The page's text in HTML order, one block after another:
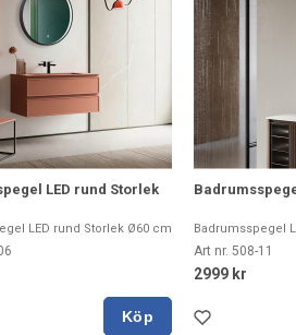
LED rund Storlek
LED rund Storlek Ø60 cm
Köp
Badrumsspegel
Art nr. 508-11
2999 kr